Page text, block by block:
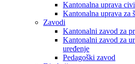
Kantonalna uprava
Kantonalna uprava za
Zavodi
Kantonalni zavod za
Kantonalni zavod za
uređenje
Pedagoški zavod